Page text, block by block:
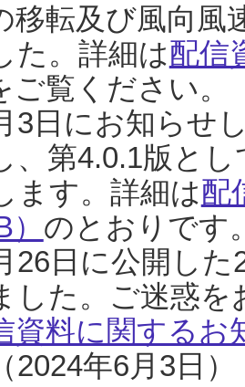
移転及び風向風
た。詳細は配信
ご覧ください。
3日にお知らせ
、第4.0.1版と
ます。詳細は配
のとおりです
26日に公開し
した。ご迷惑
資料に関するお
2024年6月3日）